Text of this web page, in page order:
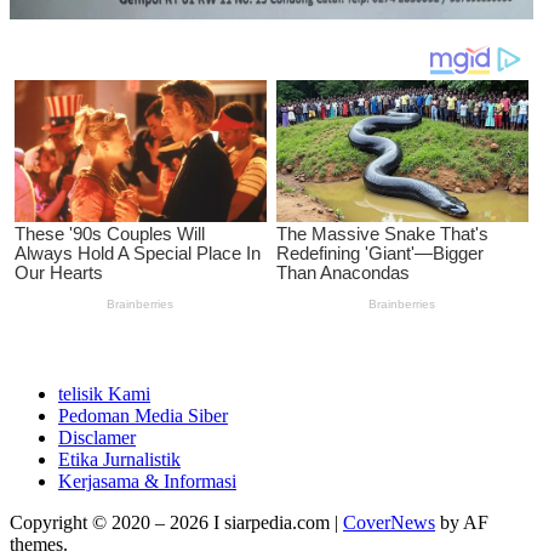
telisik Kami
Pedoman Media Siber
Disclamer
Etika Jurnalistik
Kerjasama & Informasi
Copyright © 2020 – 2026 I siarpedia.com | CoverNews by AF
themes.